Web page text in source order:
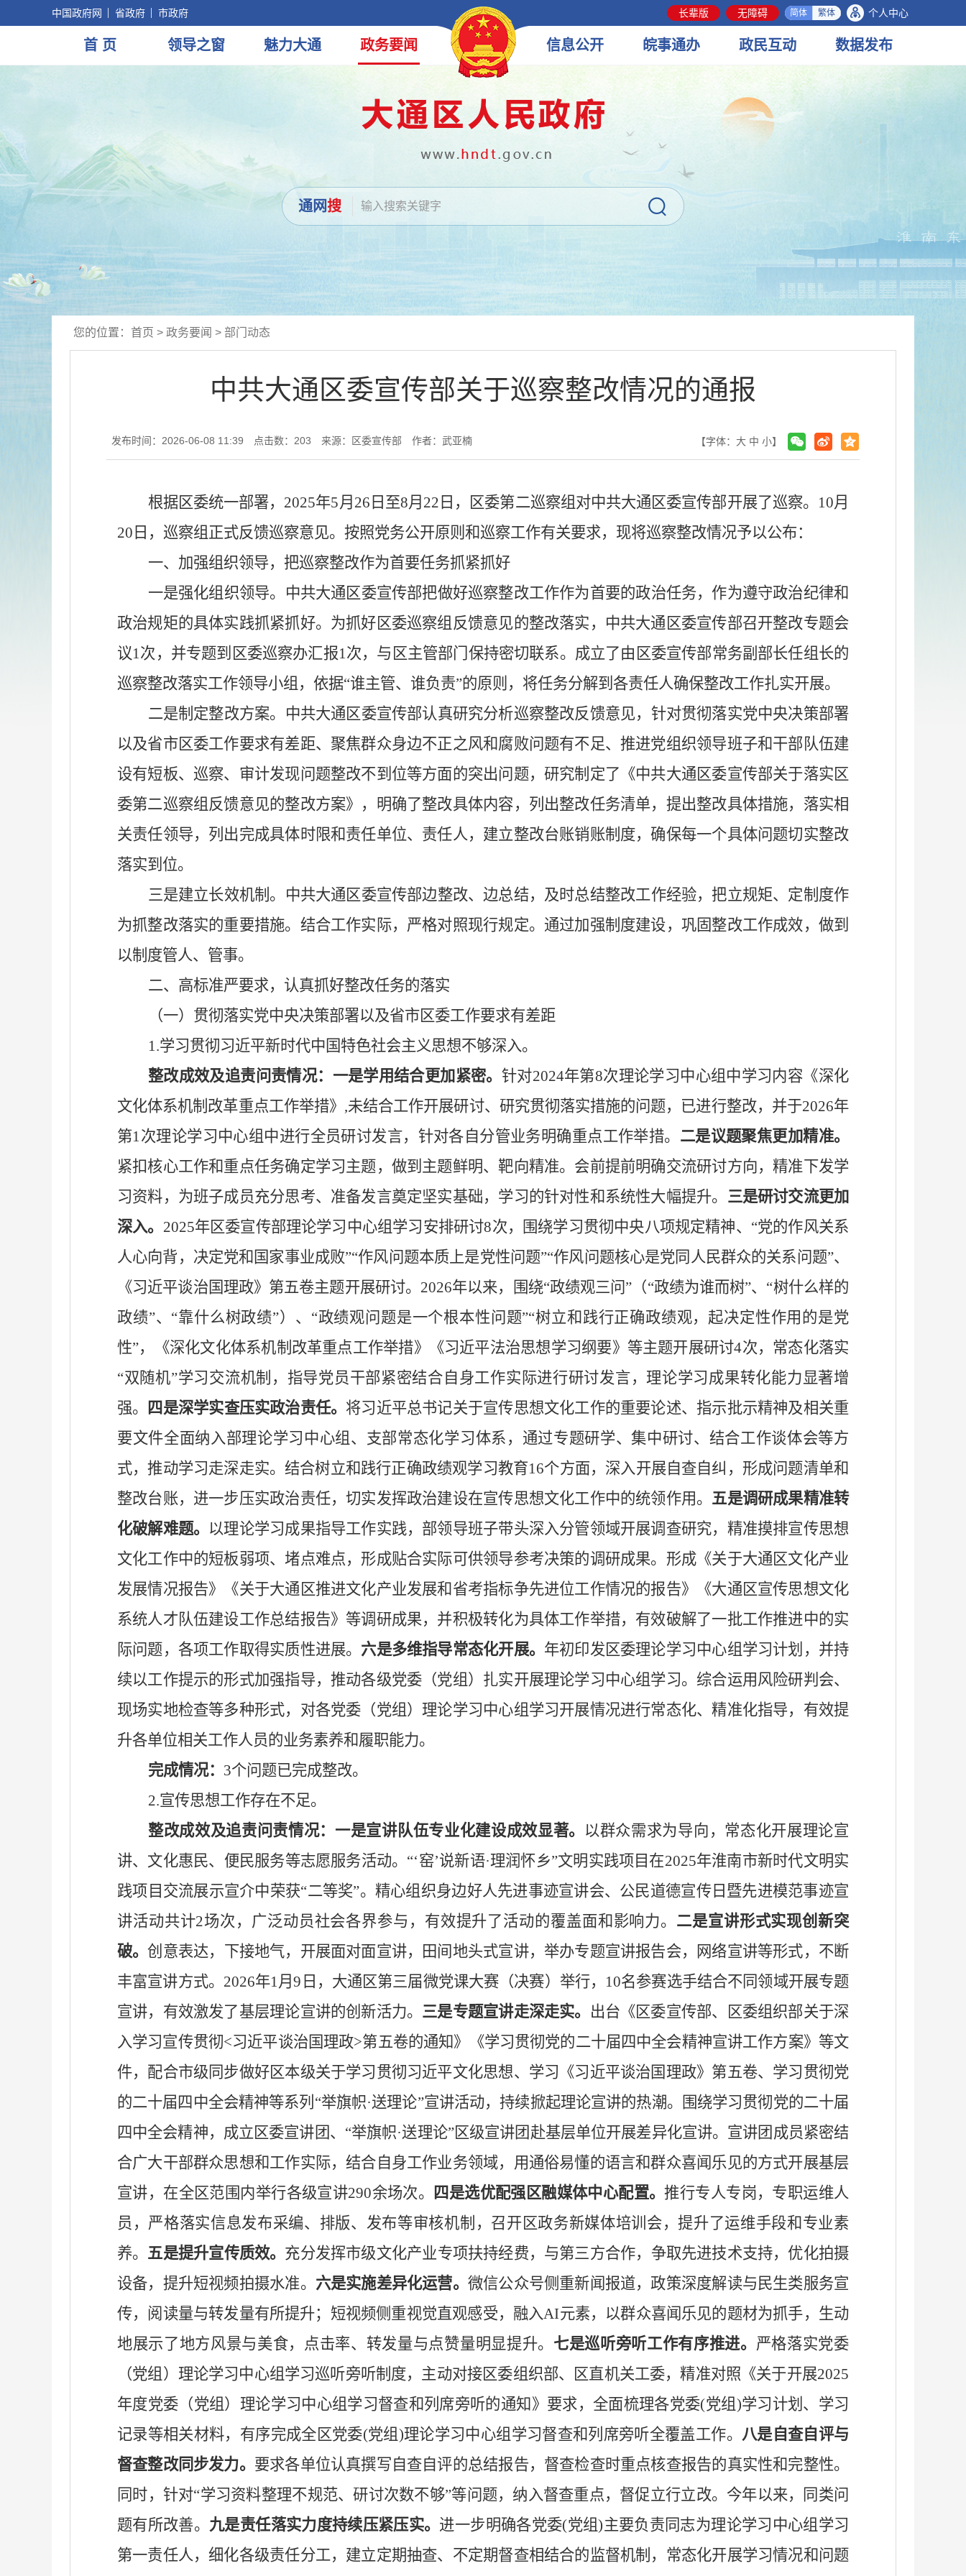
中国政府网 省政府 市政府 长辈版 无障碍 简体 繁体 个人中心
首 页 领导之窗 魅力大通 政务要闻 信息公开 皖事通办 政民互动 数据发布
通网搜
您的位置： 首页 > 政务要闻 > 部门动态
中共大通区委宣传部关于巡察整改情况的通报
发布时间：2026-06-08 11:39 点击数： 203 来源：区委宣传部 作者：武亚楠 【字体： 大 中 小】
根据区委统一部署， 2025年5月 26 日至8月 22 日， 区委第二巡察组对中共大通区委宣传部开展了巡察。 10月
20 日，巡察组正式反馈巡察意见。 按照党务公开原则和巡察工作有关要求，现将巡察整改情况予以公布：
一、加强组织领导，把巡察整改作为首要任务抓紧抓好
一是强化组织领导。
中共大通区委宣传部把做好巡察整改工作作为首要的政治任务，作为遵守政治纪律和
政治规矩的具体实践抓紧抓好。为抓好区委巡察组反馈意见的整改落实，中共大通区委宣传部召开整改专题会
议1次，并专题到 区委巡察办汇报1次，与 区主管部门保持密切联系。成立了由 区委宣传部常务副部长任组长的
巡察整改落实工作领导小组，依据“谁主管、谁负责”的原则，将任务分解到各责任人确保整改工作扎实开展。
二是制定整改方案。
中共大通区委宣传部认真研究分析巡察整改反馈意见，针对贯彻落实党中央决策部署
以及省市区委工作要求有差距、聚焦群众身边不正之风和腐败问题有不足、推进党组织领导班子和干部队伍建
设有短板、巡察、审计发现问题整改不到位等方面的突出问题，研究制定了 《中共大通区委宣传部关于落实区
委第二巡察组反馈意见的整改方案》 ， 明确了整改具体内容，列出整改任务清单，提出整改具体措施，落实相
关责任领导，列出完成具体时限和责任单位、责任人，建立整改台账销账制度，确保每一个具体问题切实整改
落实到位。
三是建立长效机制。
中共大通区委宣传部边整改、边总结，及时总结整改工作经验，把立规矩、定制度作
为抓整改落实的重要措施。结合工作实际，严格对照现行规定。通过加强制度建设，巩固整改工作成效，做到
以制度管人、管事。
二、高标准严要求，认真抓好整改任务的落实
（一）贯彻落实党中央决策部署以及省市区委工作要求有差距
1.学习贯彻习近平新时代中国特色社会主义思想不够深入。
整改成效及追责问责情况：一是学用结合更加紧密。 针对2024年第8次理论学习中心组中学习内容《深化
文化体系机制改革重点工作举措》,未结合工作开展研讨、研究贯彻落实措施的问题，已进行整改，并于2026年
第1次理论学习中心组中进行全员研讨发言，针对各自分管业务明确重点工作举措。 二是议题聚焦更加精准。
紧扣核心工作和重点任务确定学习主题，做到主题鲜明、靶向精准。会前提前明确交流研讨方向，精准下发学
习资料，为班子成员充分思考、准备发言奠定坚实基础，学习的针对性和系统性大幅提升。 三是研讨交流更加
深入。 2025年区委宣传部理论学习中心组学习安排研讨8次，围绕学习贯彻中央八项规定精神、“党的作风关系
人心向背，决定党和国家事业成败”“作风问题本质上是党性问题”“作风问题核心是党同人民群众的关系问题”、
《习近平谈治国理政》第五卷主题开展研讨。2026年以来，围绕“政绩观三问”（“政绩为谁而树”、“树什么样的
政绩”、“靠什么树政绩”）、“政绩观问题是一个根本性问题”“树立和践行正确政绩观，起决定性作用的是党
性”，《深化文化体系机制改革重点工作举措》《习近平法治思想学习纲要》等主题开展研讨4次，常态化落实
“双随机”学习交流机制，指导党员干部紧密结合自身工作实际进行研讨发言，理论学习成果转化能力显著增
强。
四 是深学实查压实政治责任。 将习近平总书记关于宣传思想文化工作的重要论述、指示批示精神及相关重
要文件全面纳入部理论学习中心组、支部常态化学习体系，通过专题研学、集中研讨、结合工作谈体会等方
式，推动学习走深走实。结合树立和践行正确政绩观学习教育16个方面，深入开展自查自纠，形成问题清单和
整改台账，进一步压实政治责任，切实发挥政治建设在宣传思想文化工作中的统领作用。 五是调研成果精准转
化破解难题。 以理论学习成果指导工作实践，部领导班子带头深入分管领域开展调查研究，精准摸排宣传思想
文化工作中的短板弱项、堵点难点，形成贴合实际可供领导参考决策的调研成果。形成《关于大通区文化产业
发展情况报告》《关于大通区推进文化产业发展和省考指标争先进位工作情况的报告》《大通区宣传思想文化
系统人才队伍建设工作总结报告》等调研成果，并积极转化为具体工作举措，有效破解了一批工作推进中的实
际问题，各项工作取得实质性进展。 六是多维指导常态化开展。 年初印发区委理论学习中心组学习计划，并持
续以工作提示的形式加强指导，推动各级党委（党组）扎实开展理论学习中心组学习。综合运用风险研判会、
现场实地检查等多种形式，对各党委（党组）理论学习中心组学习开展情况进行常态化、精准化指导，有效提
升各单位相关工作人员的业务素养和履职能力。
完成情况： 3个问题已完成整改。
2.宣传思想工作存在不足。
整改成效及追责问责情况：一是宣讲队伍专业化建设成效显著。 以群众需求为导向，常态化开展理论宣
讲、文化惠民、便民服务等志愿服务活动。 “‘窑’说新语·理润怀乡”文明实践项目在2025年淮南市新时代文明实
践项目交流展示宣介中荣获“二等奖”。精心组织身边好人先进事迹宣讲会、公民道德宣传日暨先进模范事迹宣
讲活动共计2场次，广泛动员社会各界参与，有效提升了活动的覆盖面和影响力。 二是宣讲形式实现创新突
破。创意表达，下接地气，开展面对面宣讲，田间地头式宣讲，举办专题宣讲报告会，网络宣讲等形式，不断
丰富宣讲方式。 2026年1月9日，大通区第三届微党课大赛（决赛）举行，10名参赛选手结合不同领域开展专题
宣讲，有效激发了基层理论宣讲的创新活力。 三是专题宣讲走深走实。 出台《区委宣传部、区委组织部关于深
入学习宣传贯彻<习近平谈治国理政>第五卷的通知》《学习贯彻党的二十届四中全会精神宣讲工作方案》等文
件，配合市级同步做好区本级关于学习贯彻习近平文化思想、学习《习近平谈治国理政》第五卷、学习贯彻党
的二十届四中全会精神等系列“举旗帜·送理论”宣讲活动，持续掀起理论宣讲的热潮。围绕学习贯彻党的二十届
四中全会精神，成立区委宣讲团、“举旗帜·送理论”区级宣讲团赴基层单位开展差异化宣讲。宣讲团成员紧密结
合广大干部群众思想和工作实际，结合自身工作业务领域，用通俗易懂的语言和群众喜闻乐见的方式开展基层
宣讲，在全区范围内举行各级宣讲290余场次。
四是选优配强区融媒体中心配置。推行专人专岗，专职运维人
员，严格落实信息发布采编、排版、发布等审核机制，召开区政务新媒体培训会，提升了运维手段和专业素
养。 五是提升宣传质效。 充分发挥市级文化产业专项扶持经费，与第三方合作，争取先进技术支持，优化拍摄
设备，提升短视频拍摄水准。 六是实施差异化运营。 微信公众号侧重新闻报道，政策深度解读与民生类服务宣
传，阅读量与转发量有所提升；短视频侧重视觉直观感受，融入AI元素，以群众喜闻乐见的题材为抓手，生动
地展示了地方风景与美食，点击率、转发量与点赞量明显提升。 七是巡听旁听工作有序推进。 严格落实党委
（党组）理论学习中心组学习巡听旁听制度，主动对接区委组织部、区直机关工委，精准对照《关于开展2025
年度党委（党组）理论学习中心组学习督查和列席旁听的通知》要求，全面梳理各党委(党组)学习计划、学习
记录等相关材料，有序完成全区党委(党组)理论学习中心组学习督查和列席旁听全覆盖工作。 八是自查自评与
督查整改同步发力。 要求各单位认真撰写自查自评的总结报告，督查检查时重点核查报告的真实性和完整性。
同时，针对“学习资料整理不规范、研讨次数不够”等问题，纳入督查重点，督促立行立改。今年以来，同类问
题有所改善。 九是责任落实力度持续压紧压实。 进一步明确各党委(党组)主要负责同志为理论学习中心组学习
第一责任人，细化各级责任分工，建立定期抽查、不定期督查相结合的监督机制，常态化开展学习情况和问题